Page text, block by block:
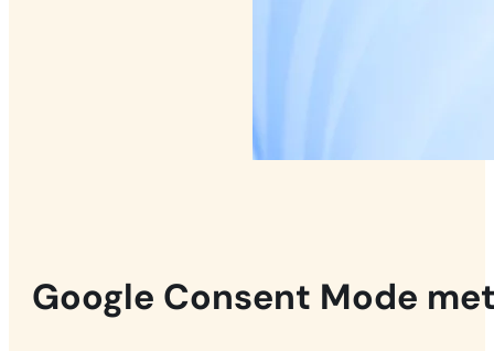
Google Consent Mode